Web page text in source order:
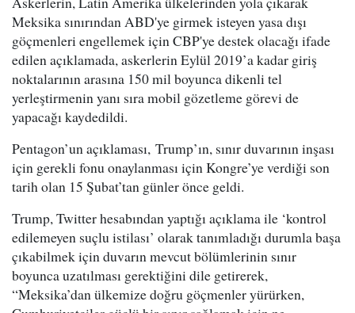
Meksika sınırından ABD'ye girmek isteyen yasa dışı
göçmenleri engellemek için CBP'ye destek olacağı ifade
edilen açıklamada, askerlerin Eylül 2019’a kadar giriş
noktalarının arasına 150 mil boyunca dikenli tel
yerleştirmenin yanı sıra mobil gözetleme görevi de
yapacağı kaydedildi.
Pentagon’un açıklaması, Trump’ın, sınır duvarının inşası
için gerekli fonu onaylanması için Kongre’ye verdiği son
tarih olan 15 Şubat’tan günler önce geldi.
Trump, Twitter hesabından yaptığı açıklama ile ‘kontrol
edilemeyen suçlu istilası’ olarak tanımladığı durumla başa
çıkabilmek için duvarın mevcut bölümlerinin sınır
boyunca uzatılması gerektiğini dile getirerek,
“Meksika’dan ülkemize doğru göçmenler yürürken,